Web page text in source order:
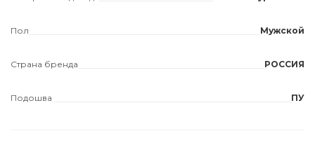
Пол Мужской
Страна бренда РОССИЯ
Подошва ПУ